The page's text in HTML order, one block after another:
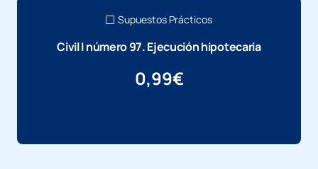
Supuestos Prácticos
Civil I número 97. Ejecución hipotecaria
0,99€